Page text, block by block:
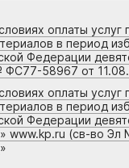
оплаты
в период
Федерации
58967 от
оплаты
в период
Федерации
www.kp.ru (св-во
»